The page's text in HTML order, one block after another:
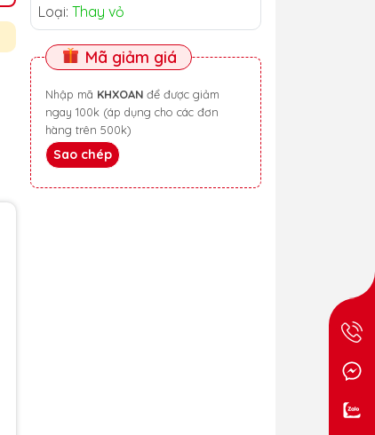
Loại: Thay vỏ
Mã giảm giá
Nhập mã KHXOAN
ngay 100k (áp dụng cho các đơn
hàng trên 500k)
Sao chép